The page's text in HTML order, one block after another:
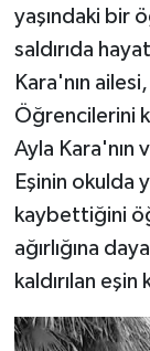
yaşındaki bir
saldırıda
Kara'nın
Öğrencilerini
Ayla Kara'nın
Eşinin okulda
kaybettiğini
ağırlığına
kaldırılan